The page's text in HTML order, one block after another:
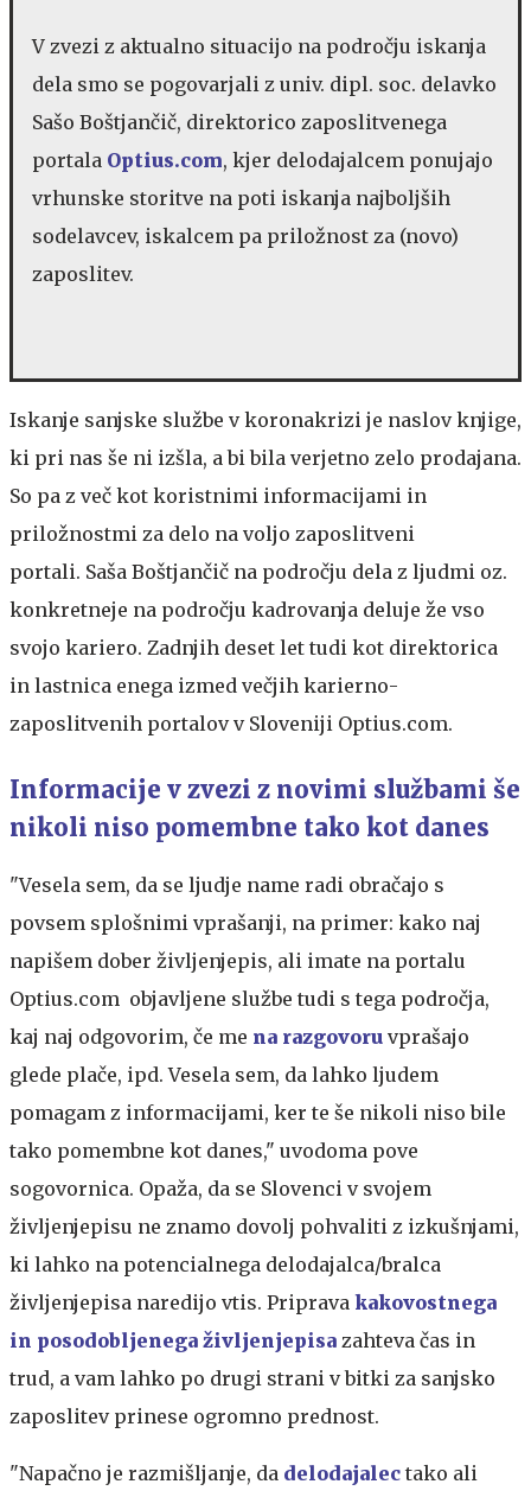
V zvezi z aktualno situacijo na področju iskanja
dela smo se pogovarjali z univ. dipl. soc. delavko
Sašo Boštjančič, direktorico zaposlitvenega
portala Optius.com, kjer delodajalcem ponujajo
vrhunske storitve na poti iskanja najboljših
sodelavcev, iskalcem pa priložnost za (novo)
zaposlitev.
Iskanje sanjske službe v koronakrizi je naslov knjige,
ki pri nas še ni izšla, a bi bila verjetno zelo prodajana.
So pa z več kot koristnimi informacijami in
priložnostmi za delo na voljo zaposlitveni
portali. Saša Boštjančič na področju dela z ljudmi oz.
konkretneje na področju kadrovanja deluje že vso
svojo kariero. Zadnjih deset let tudi kot direktorica
in lastnica enega izmed večjih karierno-
zaposlitvenih portalov v Sloveniji Optius.com.
Informacije v zvezi z novimi službami še
nikoli niso pomembne tako kot danes
"Vesela sem, da se ljudje name radi obračajo s
povsem splošnimi vprašanji, na primer: kako naj
napišem dober življenjepis, ali imate na portalu
Optius.com objavljene službe tudi s tega področja,
kaj naj odgovorim, če me na razgovoru vprašajo
glede plače, ipd. Vesela sem, da lahko ljudem
pomagam z informacijami, ker te še nikoli niso bile
tako pomembne kot danes," uvodoma pove
sogovornica. Opaža, da se Slovenci v svojem
življenjepisu ne znamo dovolj pohvaliti z izkušnjami,
ki lahko na potencialnega delodajalca/bralca
življenjepisa naredijo vtis. Priprava kakovostnega
in posodobljenega življenjepisa zahteva čas in
trud, a vam lahko po drugi strani v bitki za sanjsko
zaposlitev prinese ogromno prednost.
"Napačno je razmišljanje, da delodajalec tako ali